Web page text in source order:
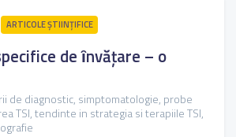
ARTICOLE ŞTIINȚIFICE
de ȋnvăţare – o
de diagnostic, simptomatologie, probe
TSI, tendinte in strategia si terapiile TSI,